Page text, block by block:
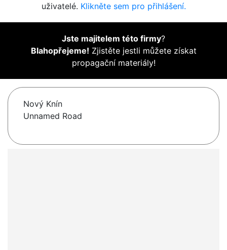
uživatelé. Klikněte sem pro přihlášení.
Jste majitelem této firmy?
Blahopřejeme! Zjistěte jestli můžete získat
propagační materiály!
Nový Knín
Unnamed Road